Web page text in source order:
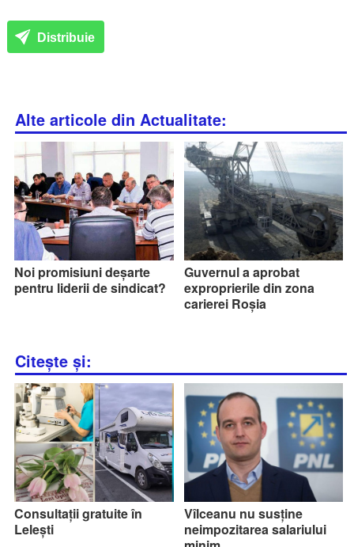
Distribuie
Alte articole din Actualitate:
Noi promisiuni deșarte
pentru liderii de sindicat?
Guvernul a aprobat
exproprierile din zona
carierei Roșia
Citește și:
Consultații gratuite în
Lelești
Vîlceanu nu susține
neimpozitarea salariului